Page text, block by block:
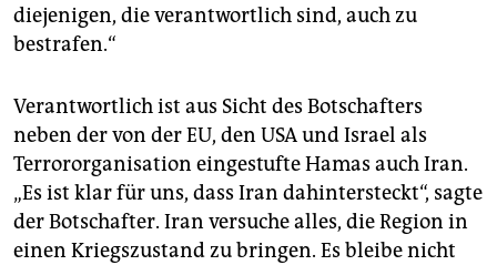
diejenigen, die verantwortlich sind, auch zu
bestrafen.“
Verantwortlich ist aus Sicht des Botschafters
neben der von der EU, den USA und Israel als
Terrororganisation eingestufte Hamas auch Iran.
„Es ist klar für uns, dass Iran dahintersteckt“, sagte
der Botschafter. Iran versuche alles, die Region in
einen Kriegszustand zu bringen. Es bleibe nicht